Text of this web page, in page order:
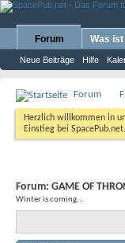
Forum
Neue Beiträge Hilfe
Was ist
Forum
Herzlich willkommen in
Einstieg bei SpacePub.net.
Forum: GAME OF
Winter is coming...